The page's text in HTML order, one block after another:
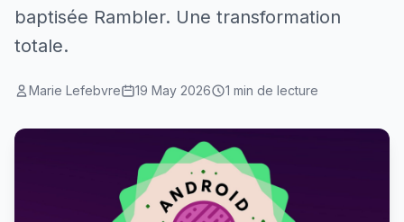
baptisée Rambler. Une transformation
totale.
Marie Lefebvre 19 May 2026 1 min de lecture